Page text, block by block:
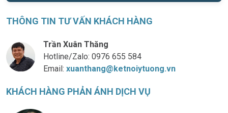
THÔNG TIN TƯ VẤN KHÁCH HÀNG
Trần Xuân Thăng
Hotline/Zalo:0976 655 584
Email:xuanthang@ketnoiytuong.vn
KHÁCH HÀNG PHẢN ÁNH DỊCH VỤ